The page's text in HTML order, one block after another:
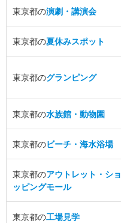
東京都の演劇・講演会
東京都の夏休みスポット
東京都のグランピング
東京都の水族館・動物園
東京都のビーチ・海水浴場
東京都のアウトレット・ショ
ッピングモール
東京都の工場見学